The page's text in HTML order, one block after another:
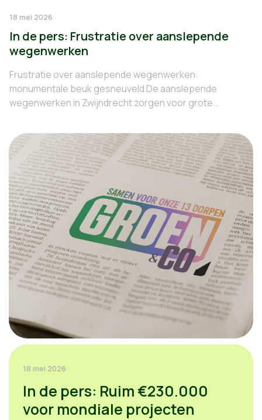
18 mei 2026
In de pers: Frustratie over aanslepende
wegenwerken
Frustratie over aanslepende wegenwerken:
monumentale beuk gesneuveld De aanslepende
wegenwerken in Zwijndrecht zorgen voor grote...
18 mei 2026
In de pers: Ruim €230.000
voor mondiale projecten